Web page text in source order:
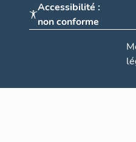
Accessibilité :
non conforme